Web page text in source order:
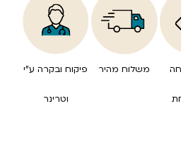
משלוח מהיר פיקוח ובקרה ע”י
וטרינר